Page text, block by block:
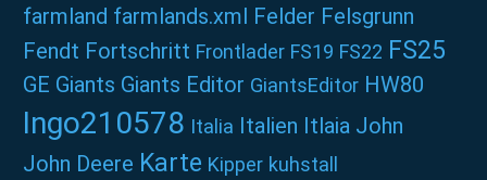
farmland farmlands.xml Felder Felsgrunn
Fendt Fortschritt Frontlader FS19 FS22 FS25
GE Giants Giants Editor GiantsEditor HW80
Ingo210578 Italia Italien Itlaia John
John Deere Karte Kipper kuhstall